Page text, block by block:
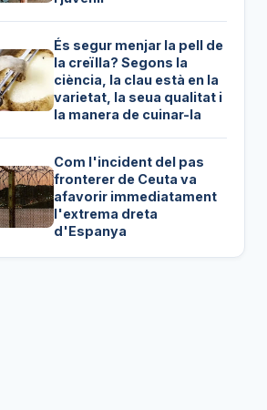
És segur menjar la pell de
la creïlla? Segons la
ciència, la clau està en la
varietat, la seua qualitat i
la manera de cuinar-la
Com l'incident del pas
fronterer de Ceuta va
afavorir immediatament
l'extrema dreta
d'Espanya